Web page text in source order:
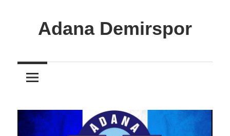
Adana Demirspor
Demirspor
Nereye
Oraya